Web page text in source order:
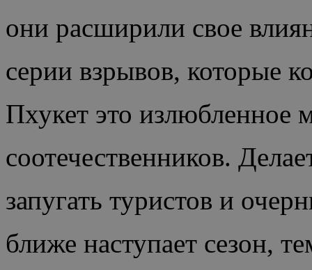
они расширили свое
серии взрывов, которые
Пхукет это излюбленное
соотечественников.
запугать туристов и
ближе наступает сезон,